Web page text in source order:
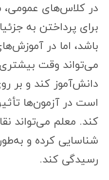
در کلاس‌های
برای پرداختن به
باشد، اما در
می‌تواند وقت
دانش‌آموز کند و بر
است در آزمون‌ها
کند. معلم می‌تواند
شناسایی کرده و
رسیدگی کند.